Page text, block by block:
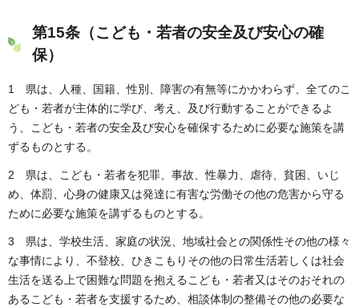
第15条（こども・若者の安全及び安心の確
保）
1 県は、人種、国籍、性別、障害の有無等にかかわらず、全てのこ
ども・若者が主体的に学び、考え、及び行動することができるよ
う、こども・若者の安全及び安心を確保するために必要な施策を講
ずるものとする。
2 県は、こども・若者を犯罪、事故、性暴力、虐待、貧困、いじ
め、体罰、心身の健康又は発達に有害な労働その他の危害から守る
ために必要な施策を講ずるものとする。
3 県は、学校生活、家庭の状況、地域社会との関係性その他の様々
な事情により、不登校、ひきこもりその他の日常生活若しくは社会
生活を送る上で困難な問題を抱えるこども・若者又はそのおそれの
あるこども・若者を支援するため、相談体制の整備その他の必要な